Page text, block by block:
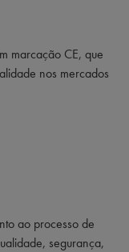
marcação CE, que
nos mercados
ao processo de
segurança,